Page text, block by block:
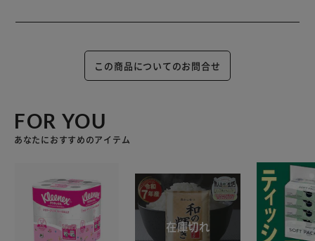
この商品についてのお問合せ
FOR YOU
あなたにおすすめのアイテム